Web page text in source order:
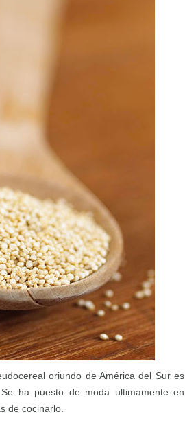
oriundo de América del Sur es
ha puesto de moda ultimamente en
de cocinarlo.